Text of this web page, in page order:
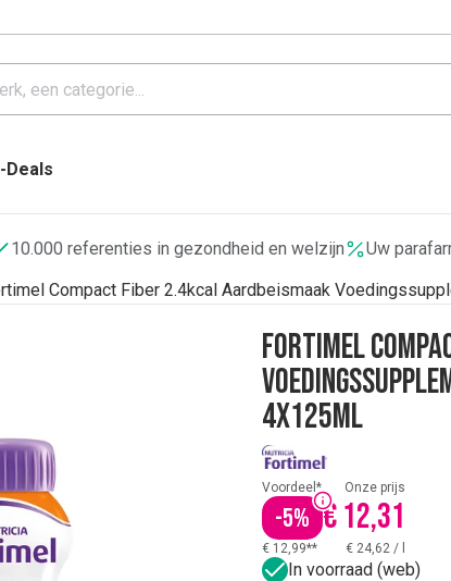
Deals
10.000 referenties in gezondheid en welzijn
Uw
Compact Fiber 2.4kcal Aardbeismaak
Fortimel
4x125ml
Voordeel*
-5%
Onze prijs
€ 12,31
€ 12,99** € 24,62 /
In voorraad (web)